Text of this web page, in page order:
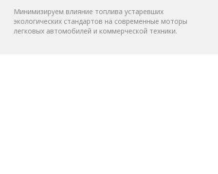
Минимизируем влияние топлива устаревших
экологических стандартов на современные моторы
легковых автомобилей и коммерческой техники.